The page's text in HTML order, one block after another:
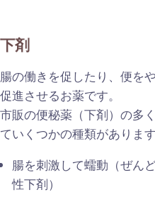
下剤
腸の働きを促したり、便を
促進させるお薬です。
市販の便秘薬（下剤）の多
ていくつかの種類があります
腸を刺激して蠕動（ぜん
性下剤）